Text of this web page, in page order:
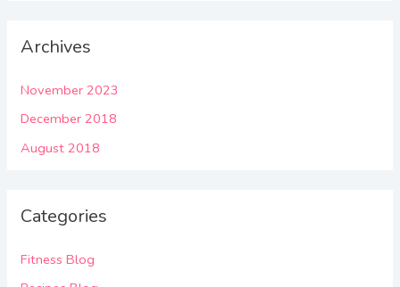
Archives
November 2023
December 2018
August 2018
Categories
Fitness Blog